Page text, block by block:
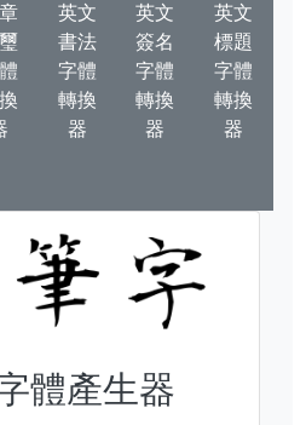
英文
書法
字體
轉換
器
英文
簽名
字體
轉換
器
英文
標題
字體
轉換
器
體產生器